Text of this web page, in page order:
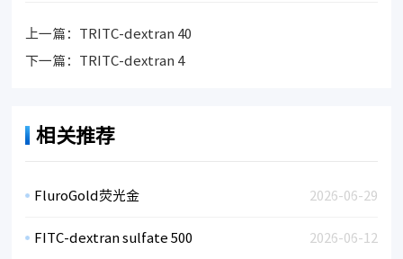
上一篇： TRITC-dextran 40
下一篇： TRITC-dextran 4
相关推荐
2026-06-29
FluroGold荧光金
2026-06-12
FITC-dextran sulfate 500